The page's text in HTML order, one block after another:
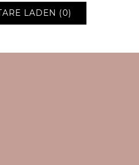
LADEN (0)